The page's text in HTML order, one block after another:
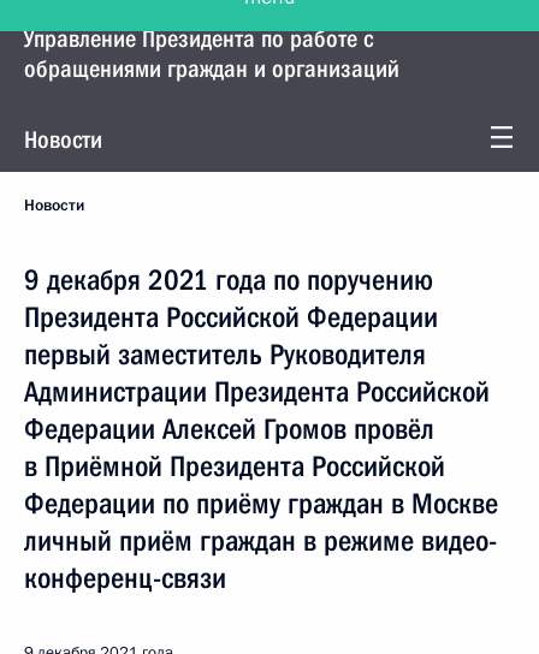
Управление Президента по работе с
обращениями граждан и организаций
Новости
Новости
9 декабря 2021 года по поручению
Президента Российской Федерации
первый заместитель Руководителя
Администрации Президента Российской
Федерации Алексей Громов провёл
в Приёмной Президента Российской
Федерации по приёму граждан в Москве
личный приём граждан в режиме видео-
конференц-связи